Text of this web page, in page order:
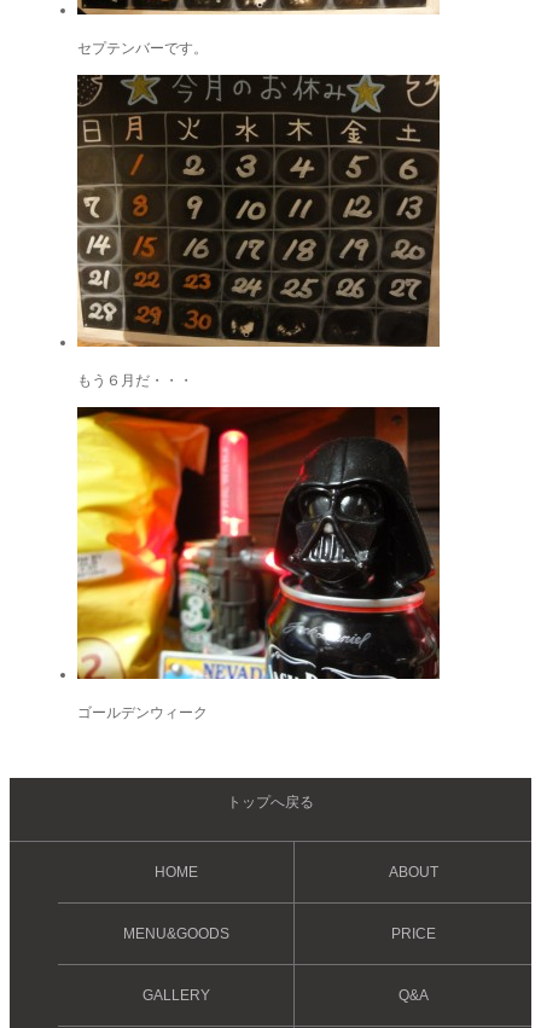
セプテンバーです。
もう６月だ・・・
ゴールデンウィーク
トップへ戻る
HOME ABOUT
MENU&GOODS PRICE
GALLERY Q&A